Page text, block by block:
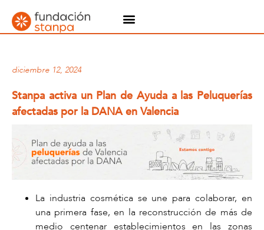
diciembre 12, 2024
Stanpa activa un Plan de Ayuda a las Peluquerías
afectadas por la DANA en Valencia
La industria cosmética se une para colaborar, en
una primera fase, en la reconstrucción de más de
medio centenar establecimientos en las zonas